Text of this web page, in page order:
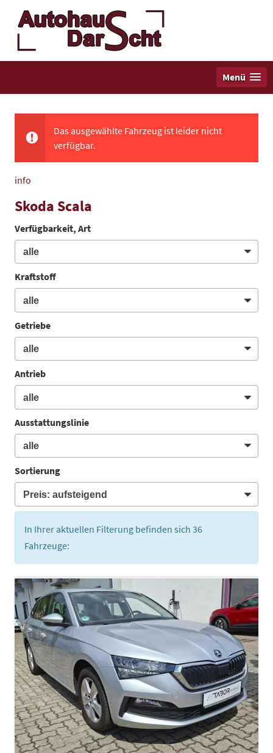
Menü
Das ausgewählte Fahrzeug ist leider nicht
verfügbar.
info
Skoda Scala
Verfügbarkeit, Art
Kraftstoff
Getriebe
Antrieb
Ausstattungslinie
Sortierung
In Ihrer aktuellen Filterung befinden sich 36
Fahrzeuge: